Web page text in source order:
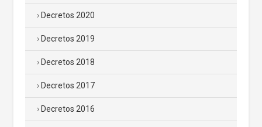
Decretos 2020
Decretos 2019
Decretos 2018
Decretos 2017
Decretos 2016